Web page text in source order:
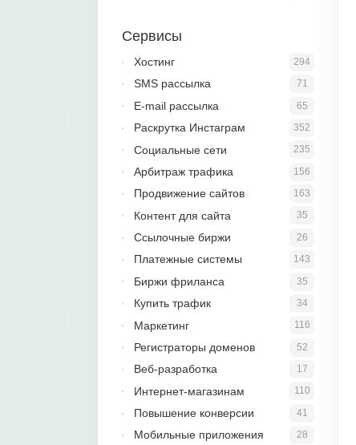
Сервисы
294
Хостинг
71
SMS рассылка
65
E-mail рассылка
352
Раскрутка Инстаграм
235
Социальные сети
156
Арбитраж трафика
163
Продвижение сайтов
35
Контент для сайта
26
Ссылочные биржи
143
Платежные системы
35
Биржи фриланса
34
Купить трафик
116
Маркетинг
52
Регистраторы доменов
17
Веб-разработка
110
Интернет-магазинам
41
Повышение конверсии
28
Мобильные приложения